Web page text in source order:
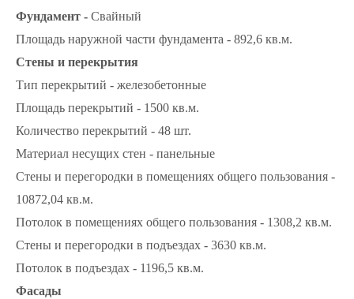
Фундамент - Свайный
Площадь наружной части фундамента - 892,6 кв.м.
Стены и перекрытия
Тип перекрытий - железобетонные
Площадь перекрытий - 1500 кв.м.
Количество перекрытий - 48 шт.
Материал несущих стен - панельные
Стены и перегородки в помещениях общего пользования -
10872,04 кв.м.
Потолок в помещениях общего пользования - 1308,2 кв.м.
Стены и перегородки в подъездах - 3630 кв.м.
Потолок в подъездах - 1196,5 кв.м.
Фасады